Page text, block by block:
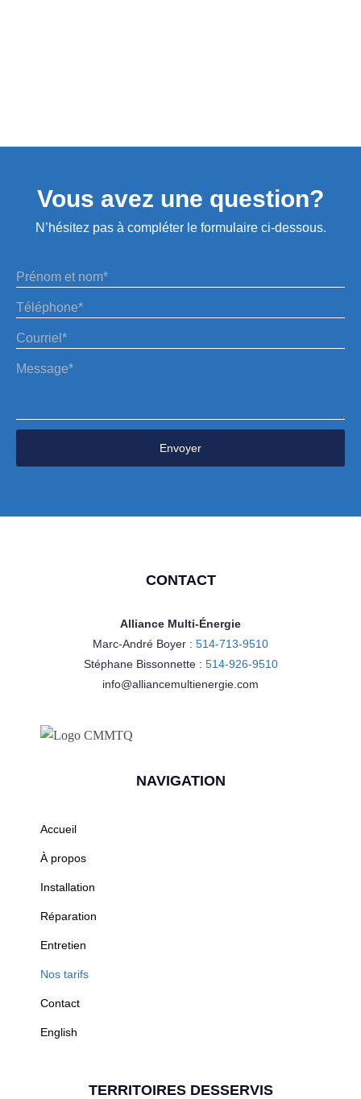
Vous avez une question?
N’hésitez pas à compléter le formulaire ci-dessous.
Envoyer
CONTACT
Alliance Multi-Énergie
Marc-André Boyer : 514-713-9510
Stéphane Bissonnette : 514-926-9510
info@alliancemultienergie.com
NAVIGATION
Accueil
À propos
Installation
Réparation
Entretien
Nos tarifs
Contact
English
TERRITOIRES DESSERVIS